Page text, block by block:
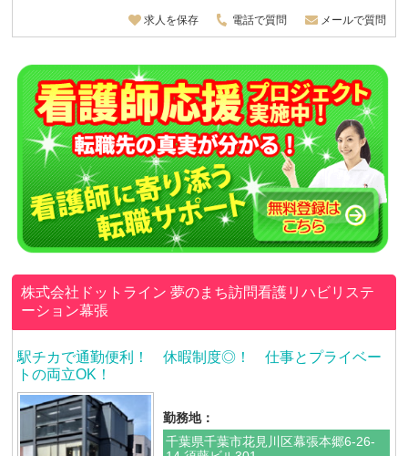
求人を保存 電話で質問 メールで質問
株式会社ドットライン夢のまち訪問看護リハビリステ
ーション幕張
駅チカで通勤便利！ 休暇制度◎！ 仕事とプライベー
トの両立OK！
勤務地：
千葉県千葉市花見川区幕張本郷6-26-